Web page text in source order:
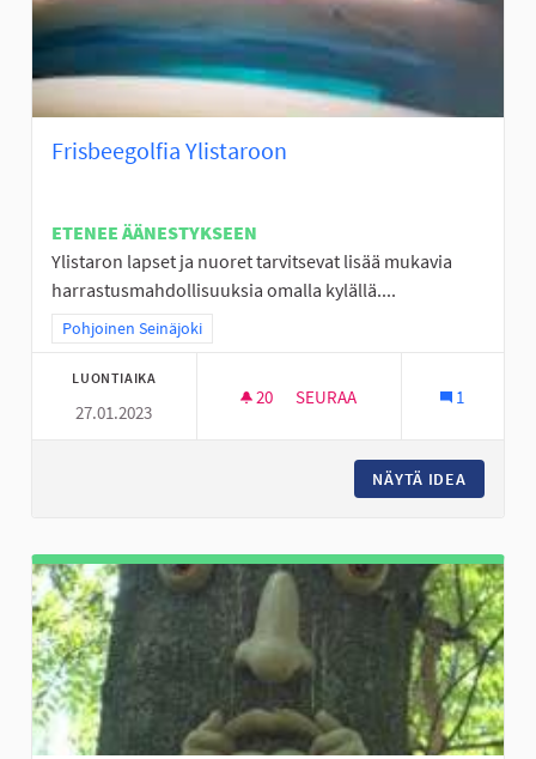
Frisbeegolfia Ylistaroon
ETENEE ÄÄNESTYKSEEN
Ylistaron lapset ja nuoret tarvitsevat lisää mukavia
harrastusmahdollisuuksia omalla kylällä....
Rajaa tulokset teeman mukaan: Pohjoinen Seinäjoki
Pohjoinen Seinäjoki
LUONTIAIKA
27.01.2023
20 20 SEURAAJAA
SEURAA 1
NÄYTÄ IDEA